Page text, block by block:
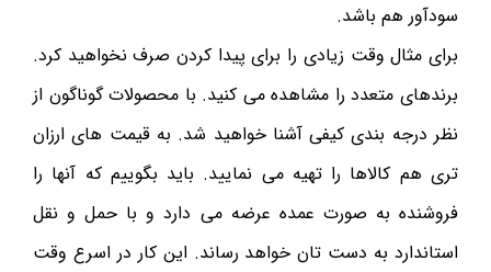
سودآور هم باشد.
برای مثال وقت زیادی را برای پیدا کردن صرف نخواهید کرد.
برندهای متعدد را مشاهده می کنید. با محصولات گوناگون از
نظر درجه بندی کیفی آشنا خواهید شد. به قیمت های ارزان
تری هم کالاها را تهیه می نمایید. باید بگوییم که آنها را
فروشنده به صورت عمده عرضه می دارد و با حمل و نقل
استاندارد به دست تان‌ خواهد رساند. این کار در اسرع وقت